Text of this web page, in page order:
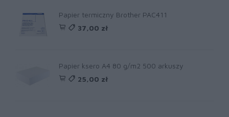
Papier termiczny Brother PAC411
37,00 zł
Papier ksero A4 80 g/m2 500 arkuszy
25,00 zł